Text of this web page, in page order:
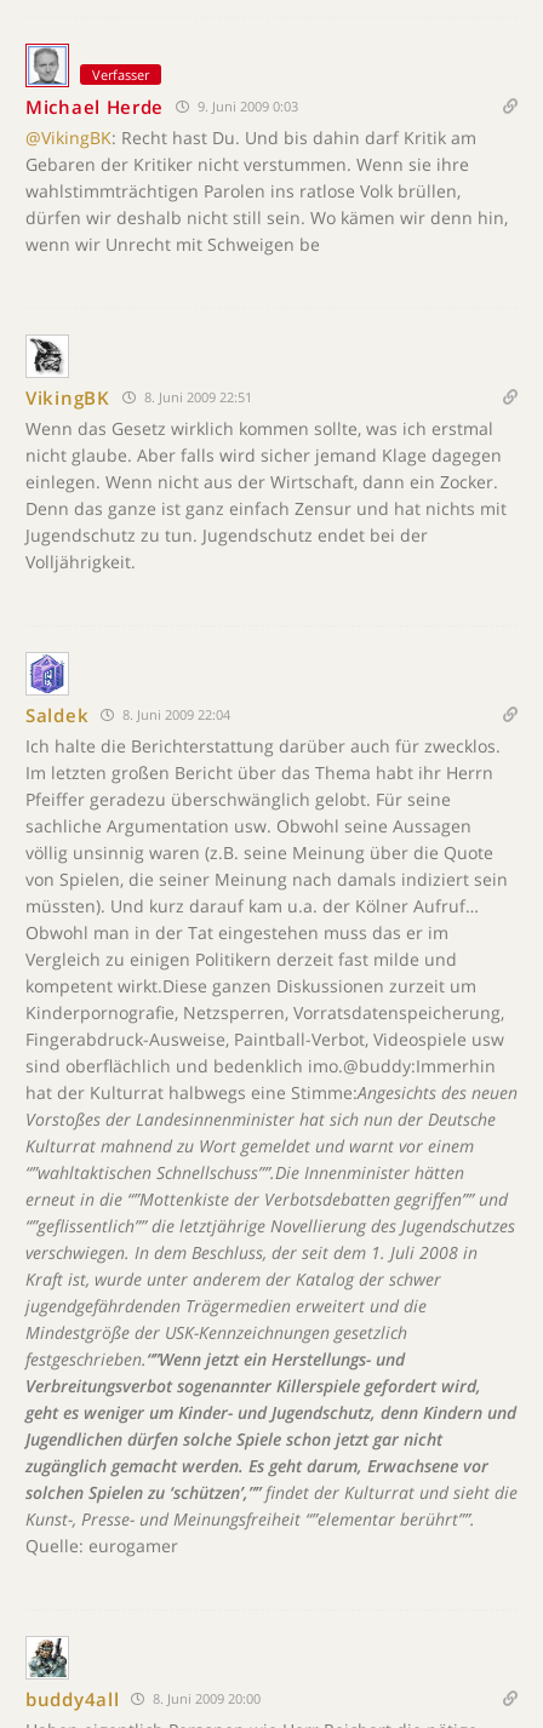
Verfasser
Michael Herde 9. Juni 2009 0:03
@VikingBK: Recht hast Du. Und bis dahin darf Kritik am
Gebaren der Kritiker nicht verstummen. Wenn sie ihre
wahlstimmträchtigen Parolen ins ratlose Volk brüllen,
dürfen wir deshalb nicht still sein. Wo kämen wir denn hin,
wenn wir Unrecht mit Schweigen be
VikingBK 8. Juni 2009 22:51
Wenn das Gesetz wirklich kommen sollte, was ich erstmal
nicht glaube. Aber falls wird sicher jemand Klage dagegen
einlegen. Wenn nicht aus der Wirtschaft, dann ein Zocker.
Denn das ganze ist ganz einfach Zensur und hat nichts mit
Jugendschutz zu tun. Jugendschutz endet bei der
Volljährigkeit.
Saldek 8. Juni 2009 22:04
Ich halte die Berichterstattung darüber auch für zwecklos.
Im letzten großen Bericht über das Thema habt ihr Herrn
Pfeiffer geradezu überschwänglich gelobt. Für seine
sachliche Argumentation usw. Obwohl seine Aussagen
völlig unsinnig waren (z.B. seine Meinung über die Quote
von Spielen, die seiner Meinung nach damals indiziert sein
müssten). Und kurz darauf kam u.a. der Kölner Aufruf…
Obwohl man in der Tat eingestehen muss das er im
Vergleich zu einigen Politikern derzeit fast milde und
kompetent wirkt.Diese ganzen Diskussionen zurzeit um
Kinderpornografie, Netzsperren, Vorratsdatenspeicherung,
Fingerabdruck-Ausweise, Paintball-Verbot, Videospiele usw
sind oberflächlich und bedenklich imo.@buddy:Immerhin
hat der Kulturrat halbwegs eine Stimme:Angesichts des neuen
Vorstoßes der Landesinnenminister hat sich nun der Deutsche
Kulturrat mahnend zu Wort gemeldet und warnt vor einem
“”wahltaktischen Schnellschuss””.Die Innenminister hätten
erneut in die “”Mottenkiste der Verbotsdebatten gegriffen”” und
“”geflissentlich”” die letztjährige Novellierung des Jugendschutzes
verschwiegen. In dem Beschluss, der seit dem 1. Juli 2008 in
Kraft ist, wurde unter anderem der Katalog der schwer
jugendgefährdenden Trägermedien erweitert und die
Mindestgröße der USK-Kennzeichnungen gesetzlich
festgeschrieben.“”Wenn jetzt ein Herstellungs- und
Verbreitungsverbot sogenannter Killerspiele gefordert wird,
geht es weniger um Kinder- und Jugendschutz, denn Kindern und
Jugendlichen dürfen solche Spiele schon jetzt gar nicht
zugänglich gemacht werden. Es geht darum, Erwachsene vor
solchen Spielen zu ‘schützen’,””findet der Kulturrat und sieht die
Kunst-, Presse- und Meinungsfreiheit “”elementar berührt””.
Quelle: eurogamer
buddy4all 8. Juni 2009 20:00